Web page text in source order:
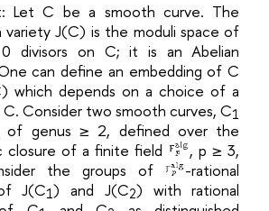
Let C be a smooth curve. The
variety J(C) is the moduli space of
divisors on C; it is an Abelian
can define an embedding of C
which depends on a choice of a
Consider two smooth curves, C1
of genus ≥ 2, defined over the
closure of a finite field
, p ≥ 3,
the groups of
-rational
J(C1) and J(C2) with rational